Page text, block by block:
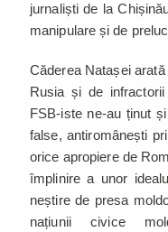
jurnaliști de la
manipulare și de
Căderea Natașei
Rusia și de
FSB-iste ne-au ținut
false, antiromânești
orice apropiere de
împlinire a unor
neștire de presa
națiunii civice